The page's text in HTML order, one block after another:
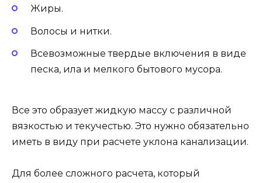
Жиры.
Волосы и нитки.
Всевозможные твердые включения в виде
песка, ила и мелкого бытового мусора.
Все это образует жидкую массу с различной
вязкостью и текучестью. Это нужно обязательно
иметь в виду при расчете уклона канализации.
Для более сложного расчета, который